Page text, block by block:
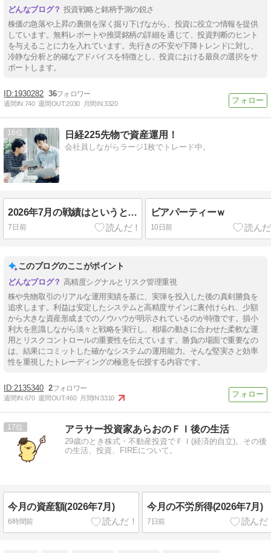
投資戦略と銘柄予測の鋭さ
株価の急落や上昇の裏側を深く掘り下げながら、投資に役立つ情報を提供
しています。無料レポートや推奨銘柄の詳細を通じて、投資判断のヒント
を与えることに力を入れています。先行きの不安や下降トレンドに対し、
冷静な分析と的確なアドバイスを特徴とし、投資における最良の選択をサ
ポートします。
1930282 36
週間IN:740 週間OUT:2030 月間IN:3320
16 日経225先物で資産運用！
会社員しながらラージ1枚でトレード中。
2026年7月の戦績はというと…
7日前
ビアパーティーｗ
10日前
このブログのここがポイント
高精度シグナルとリスク管理重視
株や先物取引のリアルな運用実績を基に、実弾を投入した後の真剣勝負を
追求します。利益は安定したシステムと高精度サインに裏付けられ、少額
から大きな資産形成までのノウハウが明示されているのが特徴です。損小
利大を意識しながら淡々と戦略を実行し、相場の動きに合わせた柔軟な運
用とリスクコントロールの重要性を伝えています。勝負の場面で重要なの
は、結果にコミットした確かなシステムの運用能力。そんな堅実さと効率
性を重視したトレーディングの極意を伝授する内容です。
2135340 2
週間IN:670 週間OUT:460 月間IN:3310
17 アラサー投資家あらおのＦＩ後の生活
29歳のとき株式・不動産投資でＦＩ(経済的自立)。その後
の生活、投資、FIREについて。
今月の資産額(2026年7月)
6時間前
今月の不労所得(2026年7月)
7日前